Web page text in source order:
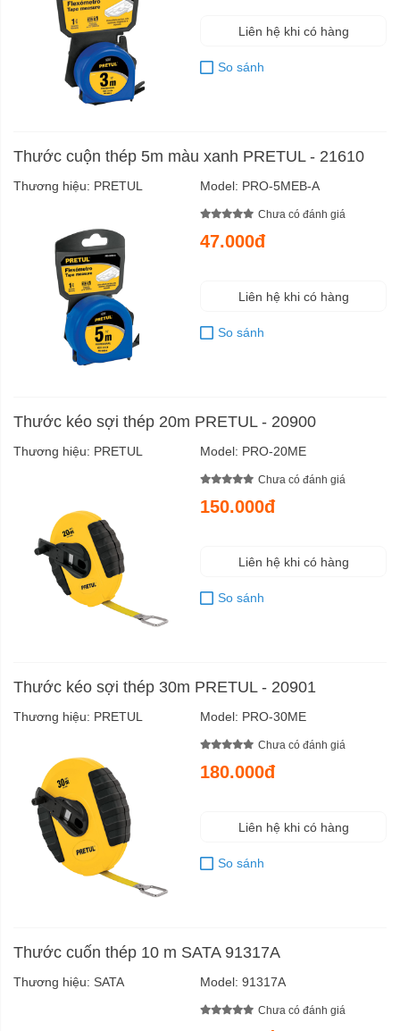
Liên hệ khi có hàng
So sánh
Thước cuộn thép 5m màu xanh PRETUL - 21610
Thương hiệu: PRETUL Model: PRO-5MEB-A
Chưa có đánh giá
47.000đ
Liên hệ khi có hàng
So sánh
Thước kéo sợi thép 20m PRETUL - 20900
Thương hiệu: PRETUL Model: PRO-20ME
Chưa có đánh giá
150.000đ
Liên hệ khi có hàng
So sánh
Thước kéo sợi thép 30m PRETUL - 20901
Thương hiệu: PRETUL Model: PRO-30ME
Chưa có đánh giá
180.000đ
Liên hệ khi có hàng
So sánh
Thước cuốn thép 10 m SATA 91317A
Thương hiệu: SATA Model: 91317A
Chưa có đánh giá